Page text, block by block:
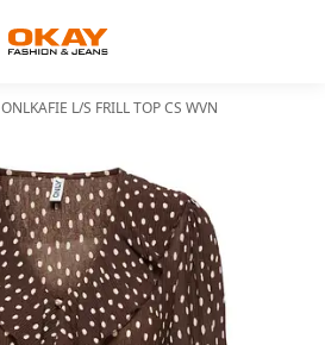
ONLKAFIE L/S FRILL TOP CS WVN